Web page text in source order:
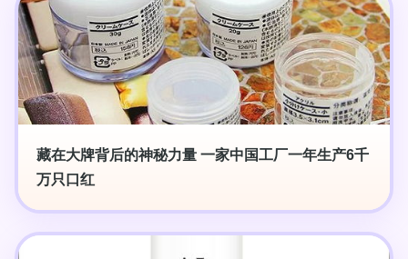
藏在大牌背后的神秘力量 一家中国工厂一年生产6千
万只口红